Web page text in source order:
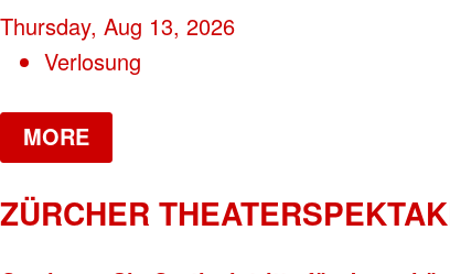
Thursday, Aug 13, 2026
Verlosung
MORE
ZÜRCHER